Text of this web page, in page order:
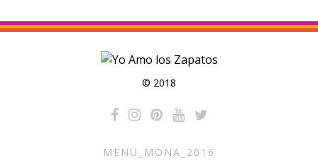
© 2018
MENU_MONA_2016